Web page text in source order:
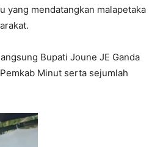
yang mendatangkan malapetaka
Bupati Joune JE Ganda
Minut serta sejumlah